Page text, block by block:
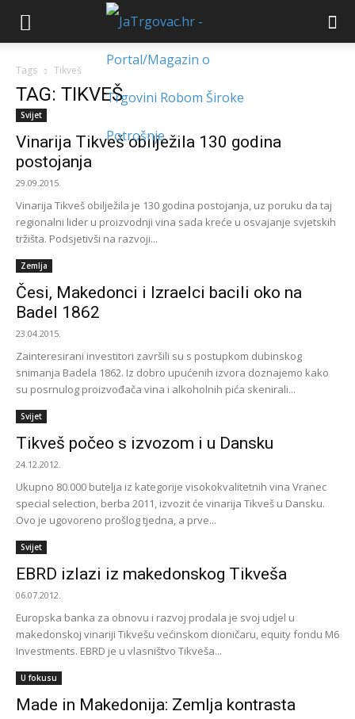
Tags Tikveš
TAG: TIKVEŠ
Svijet
Vinarija Tikveš obilježila 130 godina
postojanja
29.09.2015.
Vinarija Tikveš obilježila je 130 godina postojanja, uz poruku da taj
regionalni lider u proizvodnji vina sada kreće u osvajanje svjetskih
tržišta. Podsjetivši na razvoji...
Zemlja
Česi, Makedonci i Izraelci bacili oko na
Badel 1862
23.04.2015.
Zainteresirani investitori završili su s postupkom dubinskog
snimanja Badela 1862. Iz dobro upućenih izvora doznajemo kako
su posrnulog proizvođača vina i alkoholnih pića skenirali...
Svijet
Tikveš počeo s izvozom i u Dansku
24.12.2012.
Ukupno 80.000 butelja iz kategorije visokokvalitetnih vina Vranec
special selection, berba 2011, izvozit će vinarija Tikveš u Dansku.
Ovo je ugovoreno prošlog tjedna, a prve...
Svijet
EBRD izlazi iz makedonskog Tikveša
06.07.2012.
Europska banka za obnovu i razvoj prodala je svoj udjel u
makedonskoj vinariji Tikvešu većinskom dioničaru, equity fondu M6
Investments. EBRD je u vlasništvo Tikveša...
U fokusu
Made in Makedonija: Zemlja kontrasta